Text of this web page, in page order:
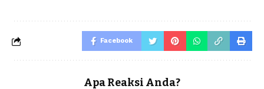
Facebook
Apa Reaksi Anda?